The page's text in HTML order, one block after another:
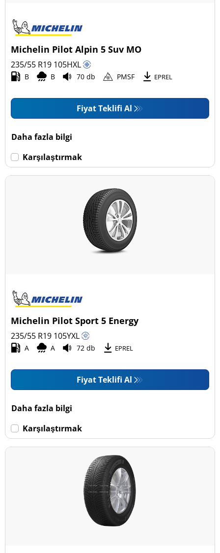
Michelin Pilot Alpin 5 Suv MO
235/55 R19 105HXL
B B 70 db PMSF EPREL
Fiyat Teklifi Al
Daha fazla bilgi
Karşılaştırmak
Michelin Pilot Sport 5 Energy
235/55 R19 105YXL
A A 72 db EPREL
Fiyat Teklifi Al
Daha fazla bilgi
Karşılaştırmak